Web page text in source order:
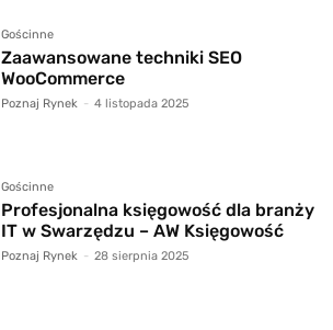
Gościnne
Zaawansowane techniki SEO
WooCommerce
Poznaj Rynek - 4 listopada 2025
Gościnne
Profesjonalna księgowość dla branży
IT w Swarzędzu – AW Księgowość
Poznaj Rynek - 28 sierpnia 2025